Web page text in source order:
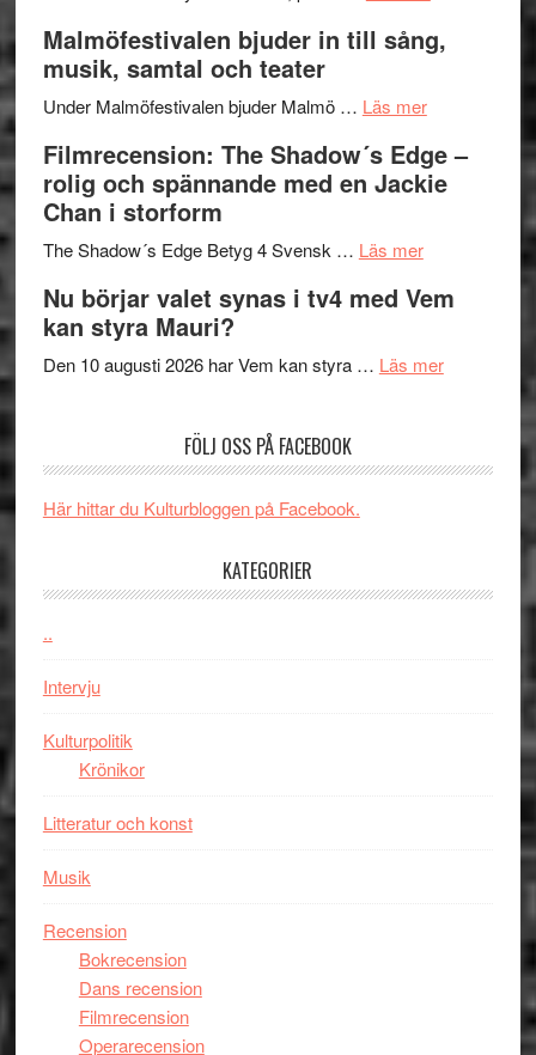
terräng
på
Endre,
Roland
Pöntinen
Scensommar
Artipelag
Malmöfestivalen bjuder in till sång,
musik, samtal och teater
Under Malmöfestivalen bjuder Malmö … Läs merom
bjuder
in
samtal
teater
Filmrecension: The Shadow´s Edge –
rolig och spännande med en Jackie
Chan i storform
The Shadow´s Edge Betyg 4 Svensk … Läs merom
The
´s
och
Jackie
Nu börjar valet synas i tv4 med Vem
kan styra Mauri?
Den 10 augusti 2026 har Vem kan styra … Läs merom
synas
Vem
FÖLJ OSS PÅ FACEBOOK
Här hittar du Kulturbloggen på Facebook.
KATEGORIER
..
Intervju
Kulturpolitik
Krönikor
Litteratur och konst
Musik
Recension
Bokrecension
Dans recension
Filmrecension
Operarecension